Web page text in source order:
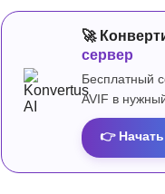
🚀
сервер
Бесплатный
AVIF в
👉